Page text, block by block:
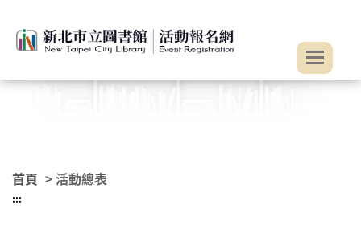
首頁 > 活動總表
:::